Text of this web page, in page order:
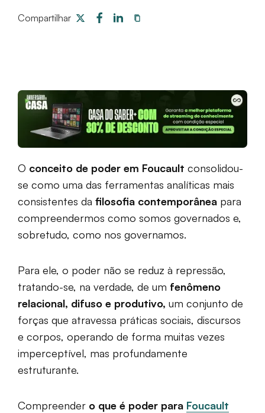
Compartilhar
O conceito de poder em Foucault consolidou-
se como uma das ferramentas analíticas mais
consistentes da filosofia contemporânea para
compreendermos como somos governados e,
sobretudo, como nos governamos.
Para ele, o poder não se reduz à repressão,
tratando-se, na verdade, de um fenômeno
relacional, difuso e produtivo, um conjunto de
forças que atravessa práticas sociais, discursos
e corpos, operando de forma muitas vezes
imperceptível, mas profundamente
estruturante.
Compreender o que é poder para Foucault